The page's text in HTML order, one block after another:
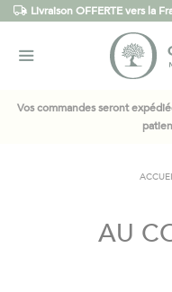
Livraison OFFERTE vers la
Vos commandes seront
AU